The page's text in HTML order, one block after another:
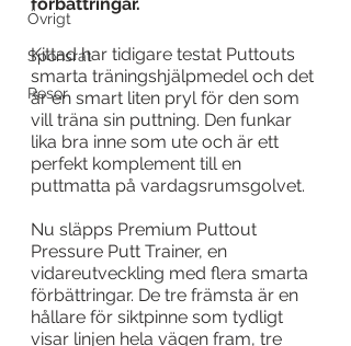
Övrigt
Sponsrat
Resor
Kittad har tidigare testat Puttouts
smarta träningshjälpmedel och det
är en smart liten pryl för den som
vill träna sin puttning. Den funkar
lika bra inne som ute och är ett
perfekt komplement till en
puttmatta på vardagsrumsgolvet.
Nu släpps Premium Puttout
Pressure Putt Trainer, en
vidareutveckling med flera smarta
förbättringar. De tre främsta är en
hållare för siktpinne som tydligt
visar linjen hela vägen fram, tre